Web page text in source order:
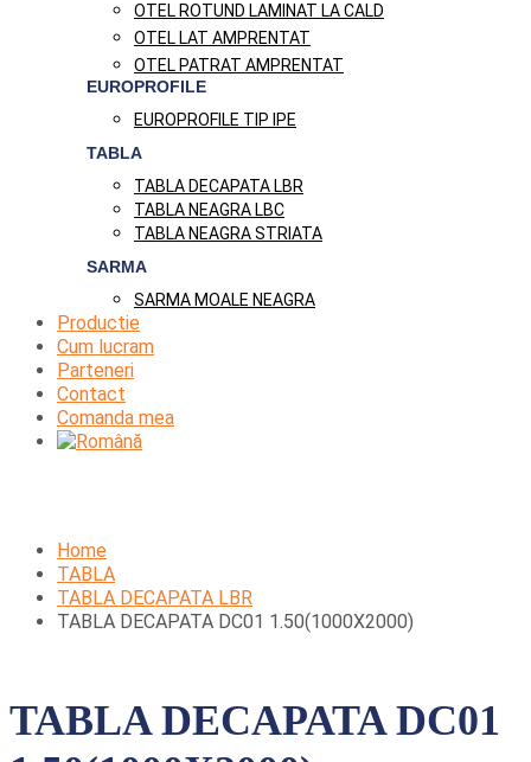
OTEL ROTUND LAMINAT LA CALD
OTEL LAT AMPRENTAT
OTEL PATRAT AMPRENTAT
EUROPROFILE
EUROPROFILE TIP IPE
TABLA
TABLA DECAPATA LBR
TABLA NEAGRA LBC
TABLA NEAGRA STRIATA
SARMA
SARMA MOALE NEAGRA
Productie
Cum lucram
Parteneri
Contact
Comanda mea
Home
TABLA
TABLA DECAPATA LBR
TABLA DECAPATA DC01 1.50(1000X2000)
TABLA DECAPATA DC01